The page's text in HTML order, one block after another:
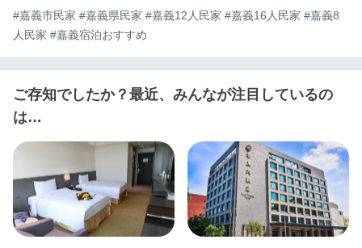
#嘉義市民家 #嘉義県民家 #嘉義12人民家 #嘉義16人民家 #嘉義8
人民家 #嘉義宿泊おすすめ
ご存知でしたか？最近、みんなが注目しているの
は…